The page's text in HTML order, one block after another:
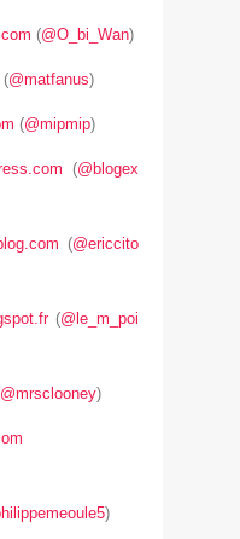
(@O_bi_Wan)
(@matfanus)
(@mipmip)
(@blogex
(@ericcito
(@le_m_poi
@mrsclooney)
)